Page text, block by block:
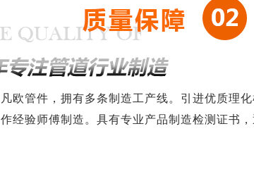
凡欧管件，拥有多条制造工产线。引进优质理
作经验师傅制造。具有专业产品制造检测证书，